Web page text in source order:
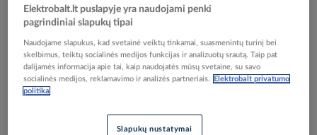
images
Elektrobalt prekės kodas
EAN kodas
4016705141708
Gamintojo prekės kodas
05104170
Elektrobalt.lt puslapyje yra naudojami penki
pagrindiniai slapukų tipai
Naudojame slapukus, kad svetainė veiktų tinkamai, suasmenintų turinį bei
skelbimus, teiktų socialinės medijos funkcijas ir analizuotų srautą. Taip pat
dalijamės informacija apie tai, kaip naudojatės mūsų svetaine, su savo
socialinės medijos, reklamavimo ir analizės partneriais.
Elektrobalt privatumo
politika
Slapukų nustatymai